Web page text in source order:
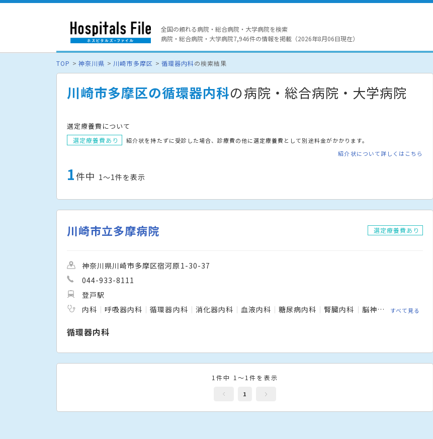
全国の頼れる病院・総合病院・大学病院を検索
病院・総合病院・大学病院7,946件の情報を掲載（2026年8月06日現在）
TOP 神奈川県 川崎市多摩区 循環器内科の検索結果
川崎市多摩区の循環器内科の病院・総合病院・大学病院
選定療養費について
選定療養費あり
紹介状を持たずに受診した場合、診療費の他に選定療養費として別途料金がかかります。
紹介状について詳しくはこちら
1件中 1〜1件を表示
川崎市立多摩病院 選定療養費あり
神奈川県川崎市多摩区宿河原1-30-37
044-933-8111
登戸駅
内科
呼吸器内科 循環器内科 消化器内科 血液内科 糖尿病内科 腎臓内科 脳神経内科 腫瘍内科
すべて見る
循環器内科
1件中 1～1件を表示
1